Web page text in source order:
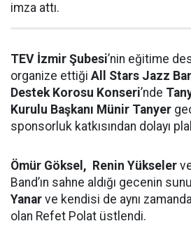
imza attı.
TEV İzmir Şubesi’nin eğitime
organize ettiği All Stars Jazz
Destek Korosu Konseri’nde
Kurulu Başkanı Münir Tanyer
sponsorluk katkısından dolayı
Ömür Göksel, Renin Yükseler
Band’ın sahne aldığı gecenin
Yanar ve kendisi de aynı
olan Refet Polat üstlendi.